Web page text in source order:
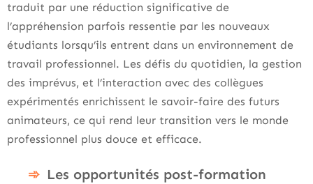
traduit par une réduction significative de
l’appréhension parfois ressentie par les nouveaux
étudiants lorsqu’ils entrent dans un environnement de
travail professionnel. Les défis du quotidien, la gestion
des imprévus, et l’interaction avec des collègues
expérimentés enrichissent le savoir-faire des futurs
animateurs, ce qui rend leur transition vers le monde
professionnel plus douce et efficace.
Les opportunités post-formation